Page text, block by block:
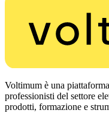
Voltimum è una
professionisti del settore
prodotti, formazione e